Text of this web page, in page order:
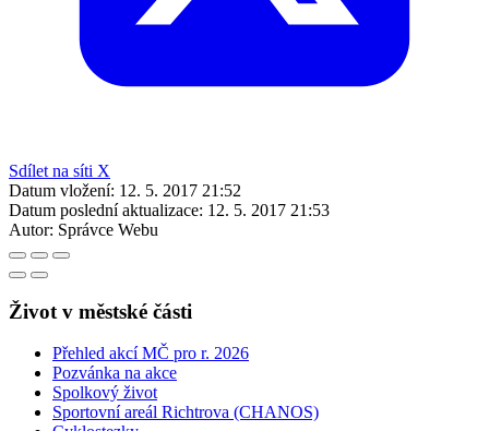
Sdílet na síti X
Datum vložení: 12. 5. 2017 21:52
Datum poslední aktualizace: 12. 5. 2017 21:53
Autor: Správce Webu
Život v městské části
Přehled akcí MČ pro r. 2026
Pozvánka na akce
Spolkový život
Sportovní areál Richtrova (CHANOS)